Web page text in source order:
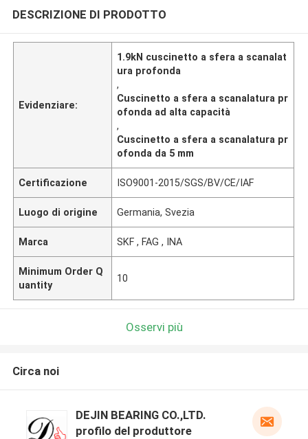
DESCRIZIONE DI PRODOTTO
Evidenziare:
1.9kN cuscinetto a sfera a scanalat
ura profonda
,
Cuscinetto a sfera a scanalatura pr
ofonda ad alta capacità
,
Cuscinetto a sfera a scanalatura pr
ofonda da 5 mm
Certificazione ISO9001-2015/SGS/BV/CE/IAF
Luogo di origine Germania, Svezia
Marca SKF , FAG , INA
Minimum Order Q
uantity
10
Osservi più
Circa noi
DEJIN BEARING CO.,LTD.
profilo del produttore